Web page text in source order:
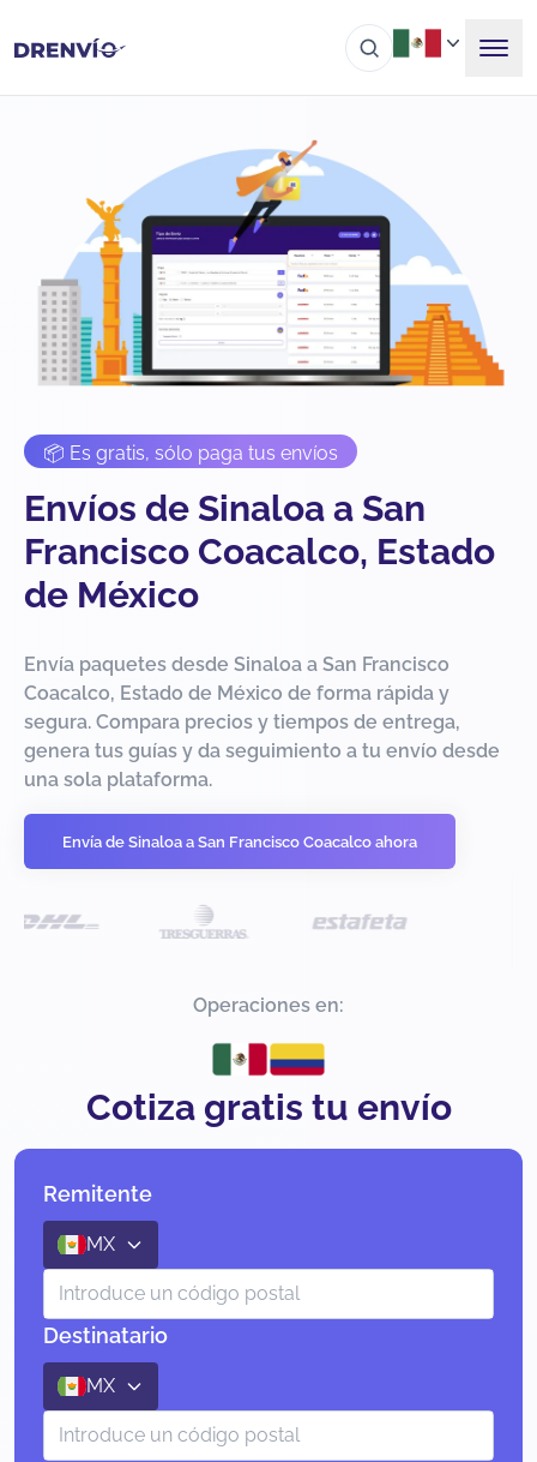
📦 Es gratis, sólo paga tus envíos
Envíos de Sinaloa a San
Francisco Coacalco, Estado
de México
Envía paquetes desde Sinaloa a San Francisco
Coacalco, Estado de México de forma rápida y
segura. Compara precios y tiempos de entrega,
genera tus guías y da seguimiento a tu envío desde
una sola plataforma.
Envía de Sinaloa a San Francisco Coacalco ahora
Operaciones en:
Cotiza gratis tu envío
Remitente
MX
Destinatario
MX